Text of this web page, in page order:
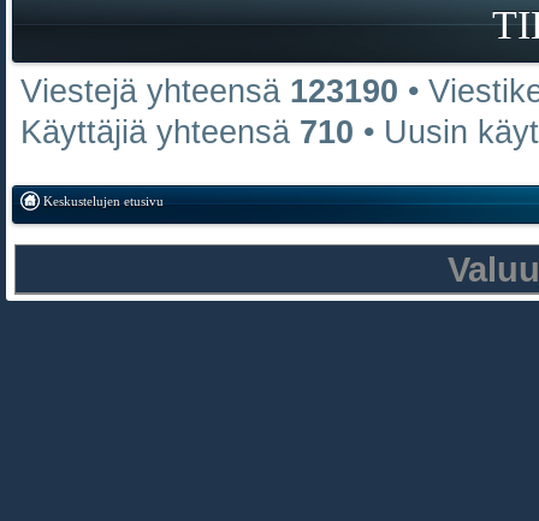
Viestejä yhteensä 123190 •
Käyttäjiä yhteensä 710 • Uusin
Keskustelujen etusivu